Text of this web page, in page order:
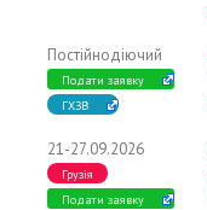
Постійнодіючий
Подати заявку
ГХЗВ
21-27.09.2026
Грузія
Подати заявку